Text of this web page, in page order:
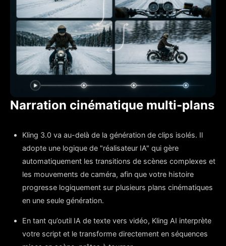
Narration cinématique multi-plans
Kling 3.0 va au-delà de la génération de clips isolés. Il
adopte une logique de "réalisateur IA" qui gère
automatiquement les transitions de scènes complexes et
les mouvements de caméra, afin que votre histoire
progresse logiquement sur plusieurs plans cinématiques
en une seule génération.
En tant qu’outil IA de texte vers vidéo, Kling AI interprète
votre script et le transforme directement en séquences